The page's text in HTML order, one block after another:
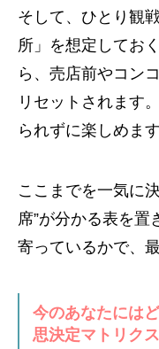
そして、ひとり観
所」を想定してお
ら、売店前やコン
リセットされます
られずに楽しめます
ここまでを一気に
席”が分かる表を置
寄っているかで、
今のあなたには
思決定マトリクス